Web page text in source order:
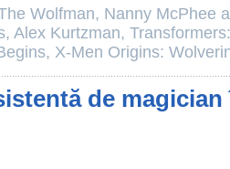
Wolfman, Nanny McPhee
, Alex Kurtzman,
, X-Men Origins:
de